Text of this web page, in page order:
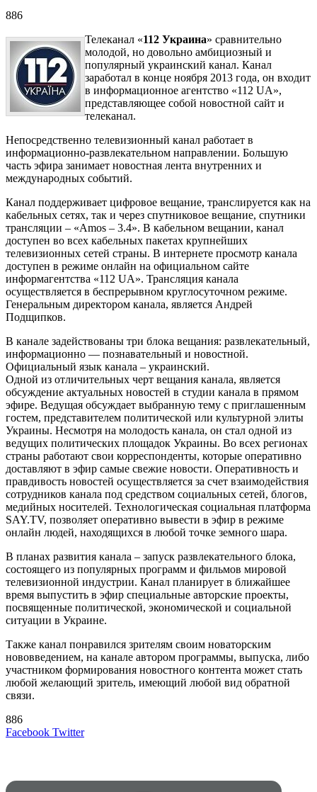
886
Телеканал «112 Украина» сравнительно
молодой, но довольно амбициозный и
популярный украинский канал. Канал
заработал в конце ноября 2013 года, он входит
в информационное агентство «112 UA»,
представляющее собой новостной сайт и
телеканал.
Непосредственно телевизионный канал работает в
информационно-развлекательном направлении. Большую
часть эфира занимает новостная лента внутренних и
международных событий.
Канал поддерживает цифровое вещание, транслируется как на
кабельных сетях, так и через спутниковое вещание, спутники
трансляции – «Amos – 3.4». В кабельном вещании, канал
доступен во всех кабельных пакетах крупнейших
телевизионных сетей страны. В интернете просмотр канала
доступен в режиме онлайн на официальном сайте
информагентства «112 UA». Трансляция канала
осуществляется в беспрерывном круглосуточном режиме.
Генеральным директором канала, является Андрей
Подщипков.
В канале задействованы три блока вещания: развлекательный,
информационно — познавательный и новостной.
Официальный язык канала – украинский.
Одной из отличительных черт вещания канала, является
обсуждение актуальных новостей в студии канала в прямом
эфире. Ведущая обсуждает выбранную тему с приглашенным
гостем, представителем политической или культурной элиты
Украины. Несмотря на молодость канала, он стал одной из
ведущих политических площадок Украины. Во всех регионах
страны работают свои корреспонденты, которые оперативно
доставляют в эфир самые свежие новости. Оперативность и
правдивость новостей осуществляется за счет взаимодействия
сотрудников канала под средством социальных сетей, блогов,
медийных носителей. Технологическая социальная платформа
SAY.TV, позволяет оперативно вывести в эфир в режиме
онлайн людей, находящихся в любой точке земного шара.
В планах развития канала – запуск развлекательного блока,
состоящего из популярных программ и фильмов мировой
телевизионной индустрии. Канал планирует в ближайшее
время выпустить в эфир специальные авторские проекты,
посвященные политической, экономической и социальной
ситуации в Украине.
Также канал понравился зрителям своим новаторским
нововведением, на канале автором программы, выпуска, либо
участником формирования новостного контента может стать
любой желающий зритель, имеющий любой вид обратной
связи.
886
Facebook TwitterLinkedIn
Tumblr
Reddit
Вконтакте
Одноклассники
Skype
Messenger
Messenger
WhatsApp
Telegram
Viber
Line
Поделиться
Печатать